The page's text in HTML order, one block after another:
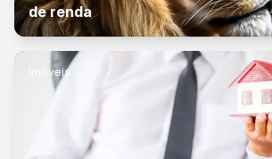
de renda
Imóveis